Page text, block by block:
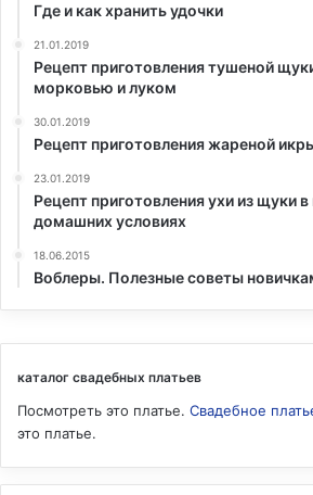
Где и как хранить удочки
21.01.2019
Рецепт приготовления тушеной
морковью и луком
30.01.2019
Рецепт приготовления жареной
23.01.2019
Рецепт приготовления ухи из щуки
домашних условиях
18.06.2015
Воблеры. Полезные советы
каталог свадебных платьев
Посмотреть это платье. Свадебное
это платье.